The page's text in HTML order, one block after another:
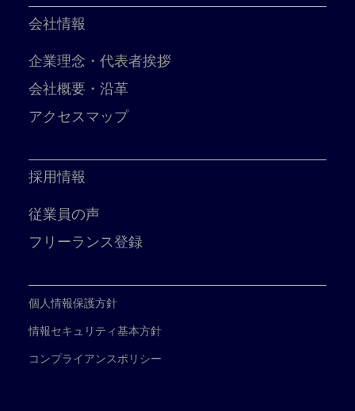
会社情報
企業理念・代表者挨拶
会社概要・沿革
アクセスマップ
採用情報
従業員の声
フリーランス登録
個人情報保護方針
情報セキュリティ基本方針
コンプライアンスポリシー